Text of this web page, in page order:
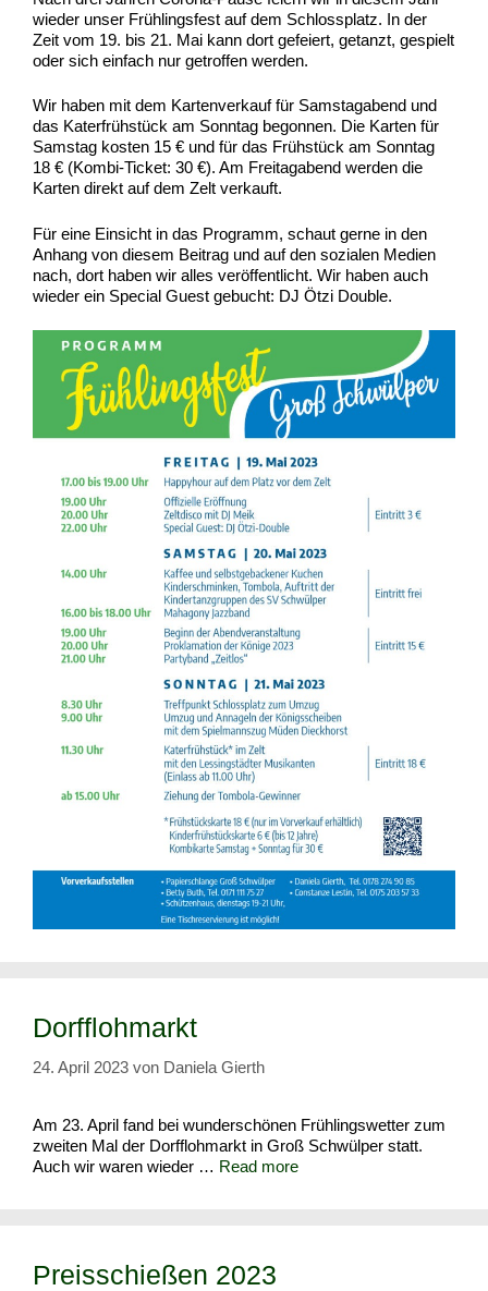
wieder unser Frühlingsfest auf dem Schlossplatz. In der
Zeit vom 19. bis 21. Mai kann dort gefeiert, getanzt, gespielt
oder sich einfach nur getroffen werden.
Wir haben mit dem Kartenverkauf für Samstagabend und
das Katerfrühstück am Sonntag begonnen. Die Karten für
Samstag kosten 15 € und für das Frühstück am Sonntag
18 € (Kombi-Ticket: 30 €). Am Freitagabend werden die
Karten direkt auf dem Zelt verkauft.
Für eine Einsicht in das Programm, schaut gerne in den
Anhang von diesem Beitrag und auf den sozialen Medien
nach, dort haben wir alles veröffentlicht. Wir haben auch
wieder ein Special Guest gebucht: DJ Ötzi Double.
Dorfflohmarkt
24. April 2023 von Daniela Gierth
Am 23. April fand bei wunderschönen Frühlingswetter zum
zweiten Mal der Dorfflohmarkt in Groß Schwülper statt.
Auch wir waren wieder … Read more
Preisschießen 2023